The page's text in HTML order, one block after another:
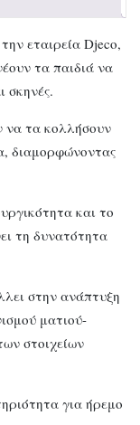
εταιρεία Djeco,
τα παιδιά να
σκηνές.
να τα κολλήσουν
διαμορφώνοντας
και το
τη δυνατότητα
στην ανάπτυξη
ματιού-
στοιχείων
για ήρεμο